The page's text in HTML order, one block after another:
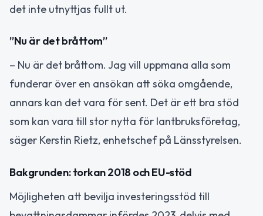
det inte utnyttjas fullt ut.
”Nu är det bråttom”
– Nu är det bråttom. Jag vill uppmana alla som
funderar över en ansökan att söka omgående,
annars kan det vara för sent. Det är ett bra stöd
som kan vara till stor nytta för lantbruksföretag,
säger Kerstin Rietz, enhetschef på Länsstyrelsen.
Bakgrunden: torkan 2018 och EU-stöd
Möjligheten att bevilja investeringsstöd till